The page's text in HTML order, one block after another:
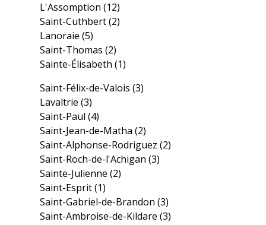
L'Assomption(12)
Saint-Cuthbert(2)
Lanoraie(5)
Saint-Thomas(2)
Sainte-Élisabeth(1)
Saint-Félix-de-Valois(3)
Lavaltrie(3)
Saint-Paul(4)
Saint-Jean-de-Matha(2)
Saint-Alphonse-Rodriguez(2)
Saint-Roch-de-l'Achigan(3)
Sainte-Julienne(2)
Saint-Esprit(1)
Saint-Gabriel-de-Brandon(3)
Saint-Ambroise-de-Kildare(3)